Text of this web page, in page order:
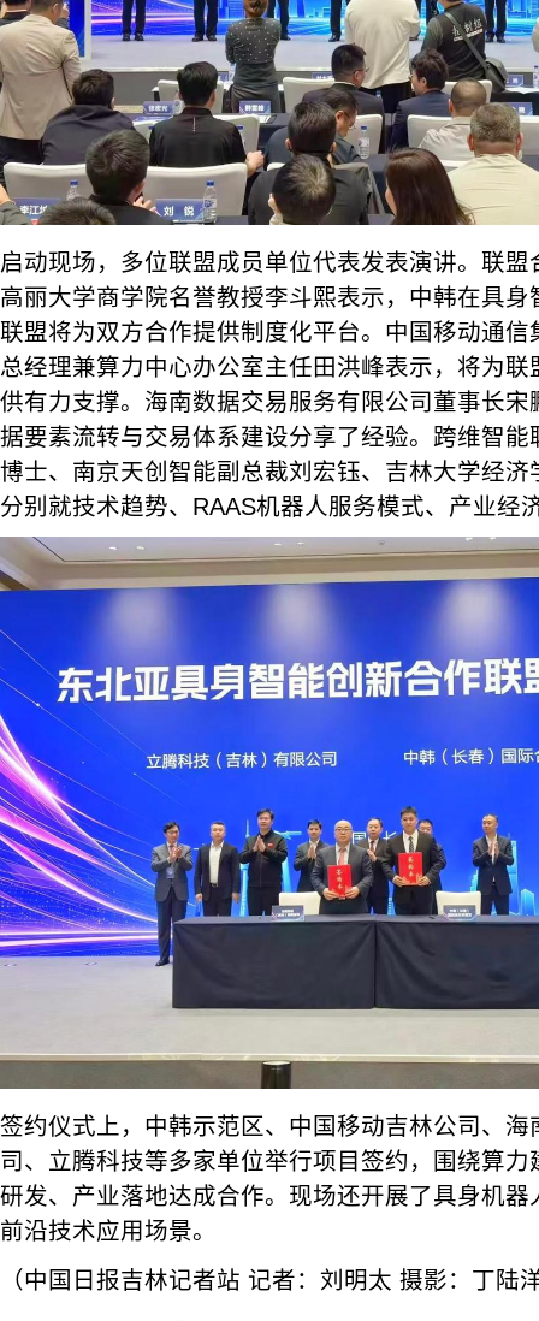
启动现场，多位联盟成员单位代表发表演讲。联
高丽大学商学院名誉教授李斗熙表示，中韩在具
联盟将为双方合作提供制度化平台。中国移动通
总经理兼算力中心办公室主任田洪峰表示，将为
供有力支撑。海南数据交易服务有限公司董事长
据要素流转与交易体系建设分享了经验。跨维智
博士、南京天创智能副总裁刘宏钰、吉林大学经
分别就技术趋势、RAAS机器人服务模式、产业经
签约仪式上，中韩示范区、中国移动吉林公司、
司、立腾科技等多家单位举行项目签约，围绕算
研发、产业落地达成合作。现场还开展了具身机
前沿技术应用场景。
（中国日报吉林记者站 记者：刘明太 摄影：丁陆